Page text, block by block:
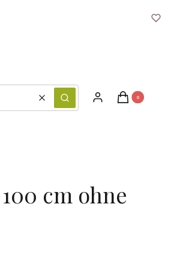
Zurücksetzen
Suchen
Einloggen Produkte im
Warenkorb
cm ohne